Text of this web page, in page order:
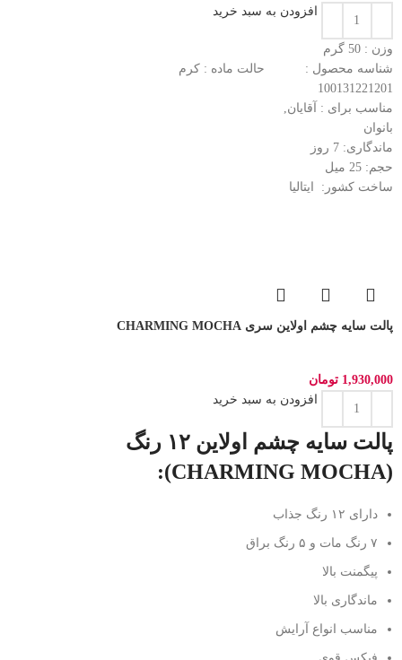
افزودن به سبد خرید
وزن : 50
گرم
شناسه محصول :
100131221201
حالت ماده : کرم
مناسب برای :
آقایان,
بانوان
ماندگاری: 7
روز
حجم: 25
میل
ساخت کشور:
ایتالیا
پالت سایه چشم اولاین سری CHARMING MOCHA
1,930,000 تومان
افزودن به سبد خرید
پالت سایه چشم اولاین ۱۲ رنگ
(CHARMING MOCHA):
دارای ۱۲ رنگ جذاب
۷ رنگ مات و ۵ رنگ براق
پیگمنت بالا
ماندگاری بالا
مناسب انواع آرایش